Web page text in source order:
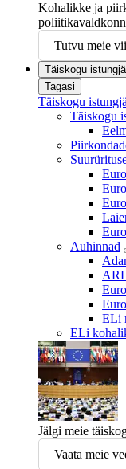
Kohalikke ja
Tutvu meie
Täiskogu
Tagasi
Täiskogu
Täiskogu
Auhinnad
ELi
ELi
Jälgi meie
Vaata meie